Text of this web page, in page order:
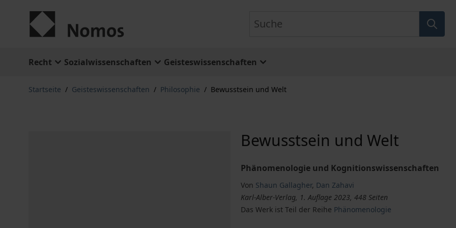
Recht Sozialwissenschaften Geisteswissenschaften
Startseite / Geisteswissenschaften / Philosophie / Bewusstsein und Welt
Bewusstsein und Welt
Phänomenologie und Kognitionswissenschaften
Von Shaun Gallagher, Dan Zahavi
Karl-Alber-Verlag, 1. Auflage 2023, 448 Seiten
Das Werk ist Teil der Reihe Phänomenologie